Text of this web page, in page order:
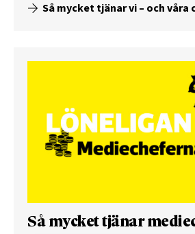
Så mycket tjänar vi – och våra
Så mycket tjänar